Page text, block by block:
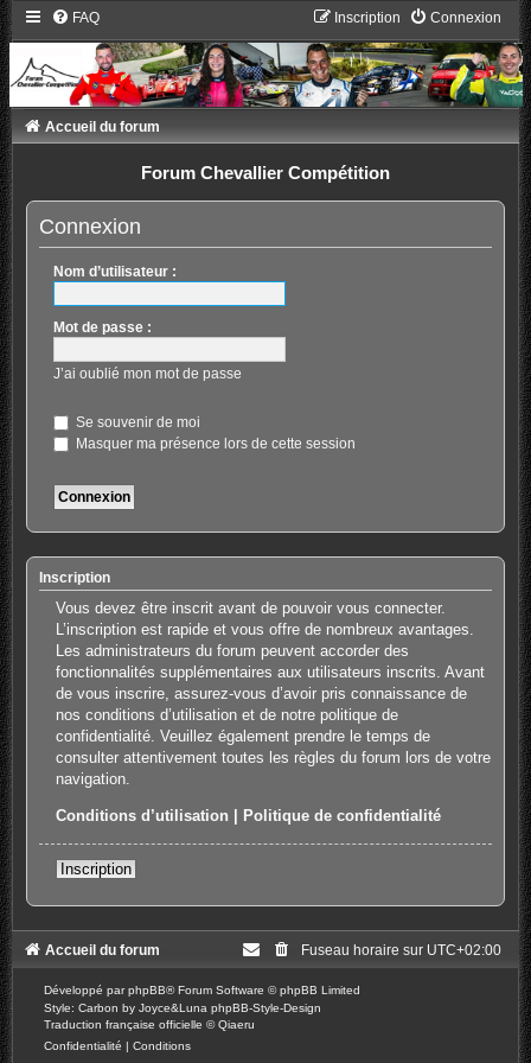
FAQ Connexion
Inscription
Accueil du forum
Forum Chevallier Compétition
Connexion
Nom d’utilisateur :
Mot de passe :
J’ai oublié mon mot de passe
Se souvenir de moi
Masquer ma présence lors de cette session
Inscription
Vous devez être inscrit avant de pouvoir vous connecter.
L’inscription est rapide et vous offre de nombreux avantages.
Les administrateurs du forum peuvent accorder des
fonctionnalités supplémentaires aux utilisateurs inscrits. Avant
de vous inscrire, assurez-vous d’avoir pris connaissance de
nos conditions d’utilisation et de notre politique de
confidentialité. Veuillez également prendre le temps de
consulter attentivement toutes les règles du forum lors de votre
navigation.
Conditions d’utilisation Politique de confidentialité
Inscription
Accueil du forum Fuseau horaire sur UTC+02:00
Développé parphpBB® Forum Software © phpBB Limited
Style: Carbon by Joyce&Luna phpBB-Style-Design
Traduction française officielle ©Qiaeru
Confidentialité | Conditions